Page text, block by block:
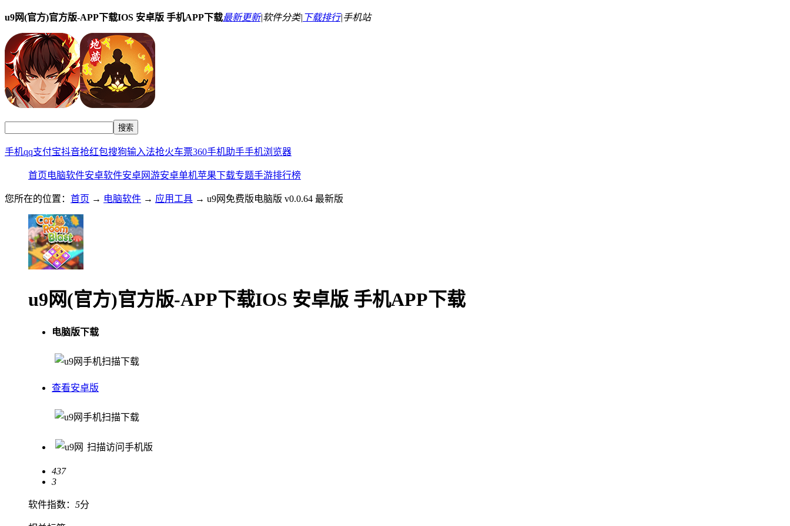
u9网(官方)官方版-APP下载IOS 安卓版 手机APP下载最新更新|软件分类| 下载排行|手机站
手机qq支付宝抖音抢红包搜狗输入法抢火车票360手机助手手机浏览器
首页电脑软件安卓软件安卓网游安卓单机苹果下载专题手游排行榜
您所在的位置： 首页 → 电脑软件 → 应用工具 → u9网免费版电脑版 v0.0.64 最新版
u9网(官方)官方版-APP下载IOS 安卓版 手机APP下载
电脑版下载
手机扫描下载
查看安卓版
手机扫描下载
扫描访问手机版
437
3
软件指数： 5分